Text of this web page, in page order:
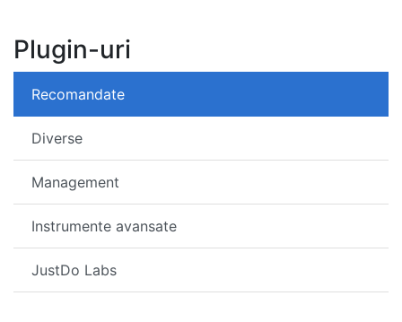
Plugin-uri
Recomandate
Diverse
Management
Instrumente avansate
JustDo Labs